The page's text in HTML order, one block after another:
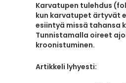
Karvatupen tulehdus
kun karvatupet ärtyvät
esiintyä missä tahansa
Tunnistamalla oireet
kroonistuminen.
Artikkeli lyhyesti: